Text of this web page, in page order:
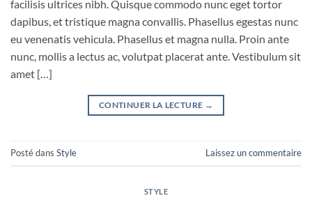
facilisis ultrices nibh. Quisque commodo nunc eget tortor
dapibus, et tristique magna convallis. Phasellus egestas nunc
eu venenatis vehicula. Phasellus et magna nulla. Proin ante
nunc, mollis a lectus ac, volutpat placerat ante. Vestibulum sit
amet […]
CONTINUER LA LECTURE →
Posté dans Style Laissez un commentaire
STYLE